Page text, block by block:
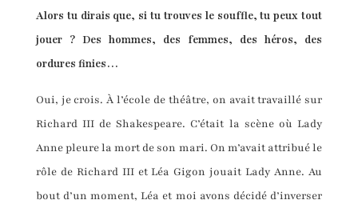
Alors tu dirais que, si tu trouves le souffle, tu peux tout
jouer ? Des hommes, des femmes, des héros, des
ordures finies…
Oui, je crois. À l’école de théâtre, on avait travaillé sur
Richard III de Shakespeare. C’était la scène où Lady
Anne pleure la mort de son mari. On m’avait attribué le
rôle de Richard III et Léa Gigon jouait Lady Anne. Au
bout d’un moment, Léa et moi avons décidé d’inverser